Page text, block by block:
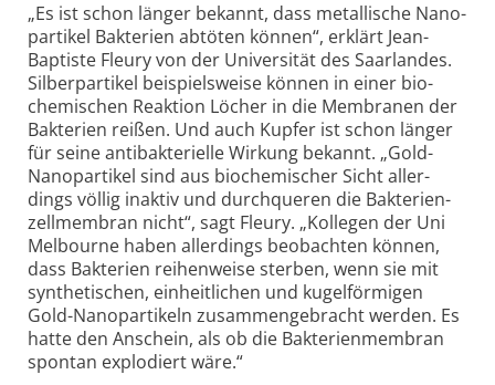
„Es ist schon länger bekannt, dass metal­lische Nano­
partikel Bakterien abtöten können“, erklärt Jean-
Baptiste Fleury von der Universität des Saar­landes.
Silber­partikel beispiels­weise können in einer bio­
chemischen Reaktion Löcher in die Membranen der
Bakterien reißen. Und auch Kupfer ist schon länger
für seine anti­bakte­rielle Wirkung bekannt. „Gold-
Nano­partikel sind aus bio­chemischer Sicht aller­
dings völlig inaktiv und durch­queren die Bakterien­
zell­membran nicht“, sagt Fleury. „Kollegen der Uni
Melbourne haben aller­dings beobachten können,
dass Bakterien reihen­weise sterben, wenn sie mit
synthe­tischen, ein­heit­lichen und kugel­förmigen
Gold-Nano­partikeln zusammen­ge­bracht werden. Es
hatte den Anschein, als ob die Bakterien­membran
spontan explodiert wäre.“